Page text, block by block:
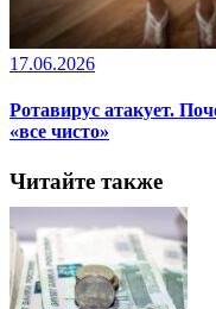
17.06.2026
Ротавирус атакует.
«все чисто»
Читайте также